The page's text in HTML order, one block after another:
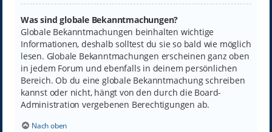
Was sind globale Bekanntmachungen?
Globale Bekanntmachungen beinhalten wichtige
Informationen, deshalb solltest du sie so bald wie möglich
lesen. Globale Bekanntmachungen erscheinen ganz oben
in jedem Forum und ebenfalls in deinem persönlichen
Bereich. Ob du eine globale Bekanntmachung schreiben
kannst oder nicht, hängt von den durch die Board-
Administration vergebenen Berechtigungen ab.
Nach oben